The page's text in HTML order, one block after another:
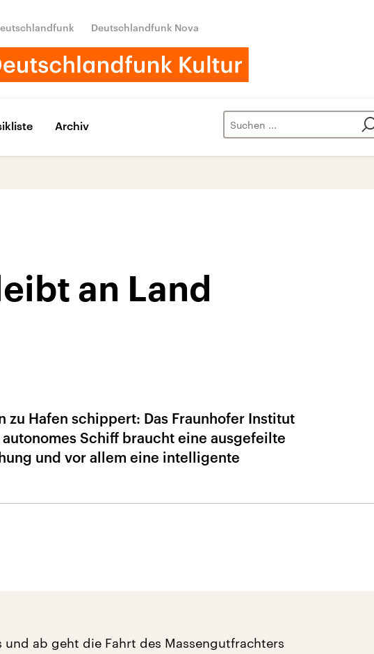
Deutschlandfunk Nova
Archiv
an Land
zu Hafen schippert: Das Fraunhofer Institut
Schiff braucht eine ausgefeilte
und vor allem eine intelligente
und ab geht die Fahrt des Massengutfrachters